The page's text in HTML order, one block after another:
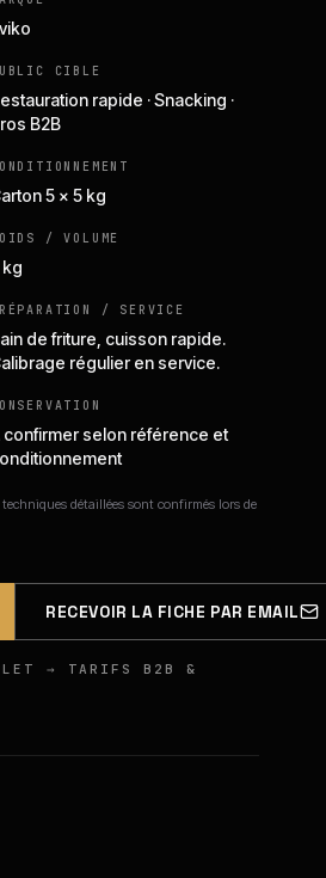
CIBLE
rapide · Snacking ·
B2B
5 × 5 kg
/ VOLUME
kg
/ SERVICE
de friture, cuisson rapide.
régulier en service.
confirmer selon référence et
détaillées sont confirmés lors de
RECEVOIR LA FICHE PAR EMAIL
→ TARIFS B2B &